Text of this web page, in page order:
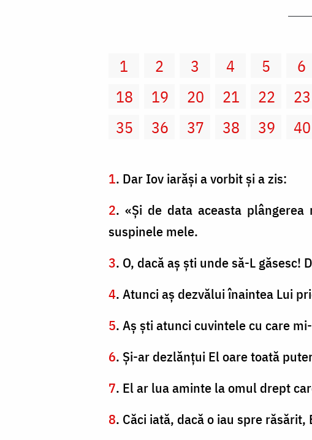
1 2 3 4 5 6
18
19 20 21 22 23
35
36 37 38 39 40
1. Dar Iov iarăşi a vorbit şi a zis:
2. «Şi de data aceasta
suspinele mele.
3. O, dacă aş şti unde să-L găsesc!
4. Atunci aş dezvălui înaintea Lui
5. Aş şti atunci cuvintele cu care
6. Şi-ar dezlănţui El oare toată
7. El ar lua aminte la omul drept
8. Căci iată, dacă o iau spre